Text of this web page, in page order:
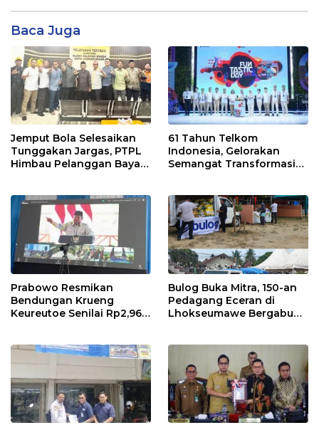
Baca Juga
Jemput Bola Selesaikan
Tunggakan Jargas, PTPL
Himbau Pelanggan Bayar
61 Tahun Telkom
Indonesia, Gelorakan
Semangat Transformasi
Prabowo Resmikan
Bendungan Krueng
Keureutoe Senilai Rp2,96
Bulog Buka Mitra, 150-an
Pedagang Eceran di
Lhokseumawe Bergabung